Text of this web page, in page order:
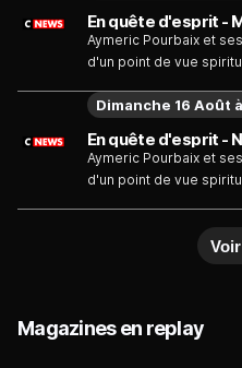
Aymeric Pourbaix et
d'un point de vue
Aymeric Pourbaix et
d'un point de vue
Dimanche 16 Août
Magazines en replay